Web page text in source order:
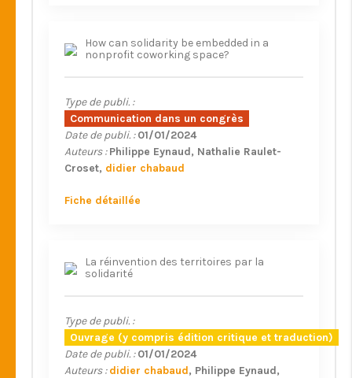
How can solidarity be embedded in a
nonprofit coworking space?
Type de publi. :
Communication dans un congrès
Date de publi. : 01/01/2024
Auteurs : Philippe Eynaud Nathalie Raulet-
Croset didier chabaud
Fiche détaillée
La réinvention des territoires par la
solidarité
Type de publi. :
Ouvrage (y compris édition critique et traduction)
Date de publi. : 01/01/2024
Auteurs : didier chabaud Philippe Eynaud